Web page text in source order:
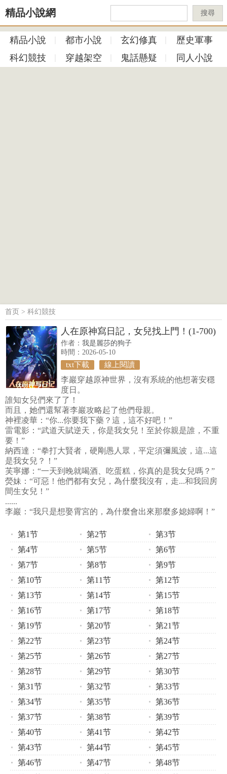
精品小說網 搜尋
精品小說 都市小說 玄幻修真
歷史軍事
科幻競技
穿越架空 鬼話懸疑 同人小說
首页 > 科幻競技
人在原神寫日記，女兒找上門！(1-700)
作者： 我是麗莎的狗子
時間：2026-05-10
txt下載 線上閱讀
李巖穿越原神世界，沒有系統的他想著安穩
度日。
誰知女兒們來了了！
而且，她們還幫著李巖攻略起了他們母親。
神裡凌華：“你...你要我下藥？這，這不好吧！”
雷電影：“武道天賦逆天，你是我女兒！至於你親是誰，不重
要！”
納西達：“拳打大賢者，硬剛愚人眾，平定須彌風波，這...這
是我女兒？！”
芙寧娜：“一天到晚就喝酒、吃蛋糕，你真的是我女兒嗎？”
熒妹：“可惡！他們都有女兒，為什麼我沒有，走...和我回房
間生女兒！”
......
李巖：“我只是想娶霄宮的，為什麼會出來那麼多媳婦啊！”
第1节 第2节
第3节
第4节
第5节
第6节
第7节
第8节
第9节
第10节
第11节
第12节
第13节
第14节
第15节
第16节
第17节
第18节
第19节
第20节
第21节
第22节
第23节
第24节
第25节
第26节
第27节
第28节
第29节
第30节
第31节
第32节
第33节
第34节
第35节
第36节
第37节
第38节
第39节
第40节
第41节
第42节
第43节
第44节
第45节
第46节
第47节
第48节